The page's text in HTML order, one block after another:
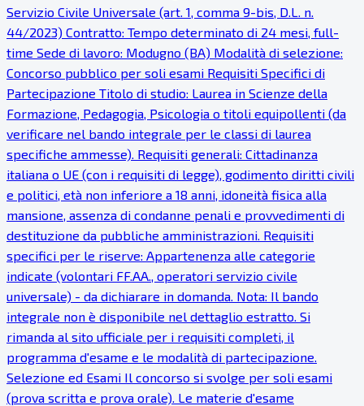
Servizio Civile Universale (art. 1, comma 9-bis, D.L. n.
44/2023) Contratto: Tempo determinato di 24 mesi, full-
time Sede di lavoro: Modugno (BA) Modalità di selezione:
Concorso pubblico per soli esami Requisiti Specifici di
Partecipazione Titolo di studio: Laurea in Scienze della
Formazione, Pedagogia, Psicologia o titoli equipollenti (da
verificare nel bando integrale per le classi di laurea
specifiche ammesse). Requisiti generali: Cittadinanza
italiana o UE (con i requisiti di legge), godimento diritti civili
e politici, età non inferiore a 18 anni, idoneità fisica alla
mansione, assenza di condanne penali e provvedimenti di
destituzione da pubbliche amministrazioni. Requisiti
specifici per le riserve: Appartenenza alle categorie
indicate (volontari FF.AA., operatori servizio civile
universale) - da dichiarare in domanda. Nota: Il bando
integrale non è disponibile nel dettaglio estratto. Si
rimanda al sito ufficiale per i requisiti completi, il
programma d'esame e le modalità di partecipazione.
Selezione ed Esami Il concorso si svolge per soli esami
(prova scritta e prova orale). Le materie d'esame